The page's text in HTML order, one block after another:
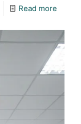
Read more